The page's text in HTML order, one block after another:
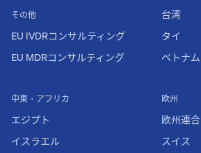
その他
EU IVDRコンサルティング
EU MDRコンサルティング
欧州
欧州連合
スイス
中東・アフリカ
エジプト
イスラエル
台湾
タイ
ベトナム